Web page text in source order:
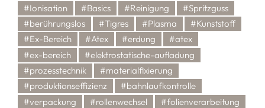
#Ionisation
#Basics #Reinigung
#Spritzguss
#berührungslos
#Tigres #Plasma
#Kunststoff
#Ex-Bereich
#Atex #erdung
#atex
#ex-bereich
#elektrostatische-aufladung
#prozesstechnik
#materialfixierung
#produktionseffizienz
#bahnlaufkontrolle
#verpackung
#rollenwechsel
#folienverarbeitung